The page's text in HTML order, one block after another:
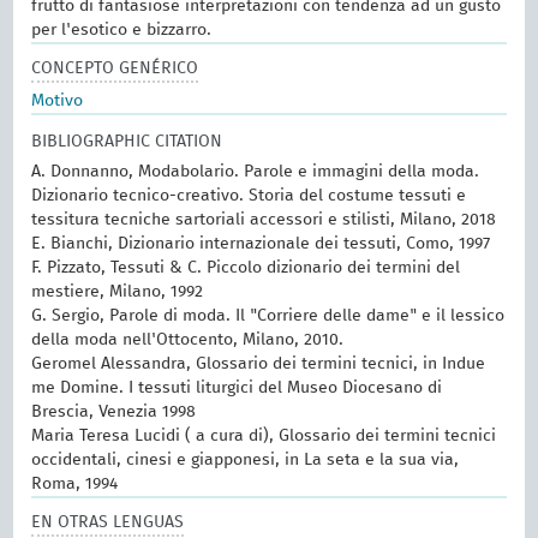
frutto di fantasiose interpretazioni con tendenza ad un gusto
per l'esotico e bizzarro.
CONCEPTO GENÉRICO
Motivo
BIBLIOGRAPHIC CITATION
A. Donnanno, Modabolario. Parole e immagini della moda.
Dizionario tecnico-creativo. Storia del costume tessuti e
tessitura tecniche sartoriali accessori e stilisti, Milano, 2018
E. Bianchi, Dizionario internazionale dei tessuti, Como, 1997
F. Pizzato, Tessuti & C. Piccolo dizionario dei termini del
mestiere, Milano, 1992
G. Sergio, Parole di moda. Il "Corriere delle dame" e il lessico
della moda nell'Ottocento, Milano, 2010.
Geromel Alessandra, Glossario dei termini tecnici, in Indue
me Domine. I tessuti liturgici del Museo Diocesano di
Brescia, Venezia 1998
Maria Teresa Lucidi ( a cura di), Glossario dei termini tecnici
occidentali, cinesi e giapponesi, in La seta e la sua via,
Roma, 1994
EN OTRAS LENGUAS